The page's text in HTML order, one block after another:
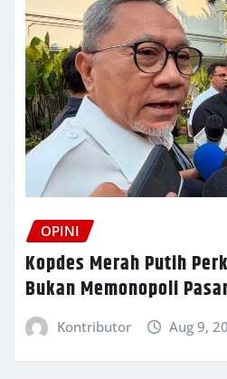
OPINI
Kopdes Merah Putih
Bukan Memonopoli
Kontributor Aug 9,